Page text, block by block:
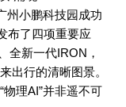
州小鹏科技园成功
布了四项重要应
全新一代IRON，
出行的清晰图景。
理AI”并非遥不可